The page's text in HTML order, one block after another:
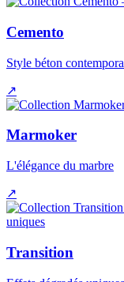
Cemento
Style béton
↗
Marmoker
L'élégance du marbre
↗
Transition